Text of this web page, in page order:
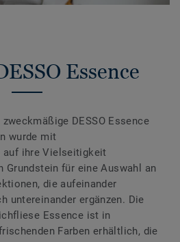
Essence
DESSO Essence
wurde mit
auf ihre Vielseitigkeit
Grundstein für eine Auswahl an
die aufeinander
untereinander ergänzen. Die
Essence ist in
Farben erhältlich, die